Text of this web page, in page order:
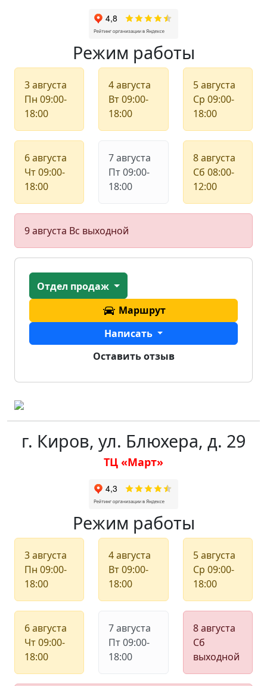
Режим работы
3 августа
Пн 09:00-
18:00
4 августа
Вт09:00-
18:00
5 августа
Ср 09:00-
18:00
6 августа
Чт09:00-
18:00
7 августа
Пт09:00-
18:00
8 августа
Сб 08:00-
12:00
9 августа Вс выходной
Отдел продаж
Маршрут
Написать
Оставить отзыв
г. Киров, ул. Блюхера, д. 29
ТЦ «Март»
Режим работы
3 августа
Пн 09:00-
18:00
4 августа
Вт09:00-
18:00
5 августа
Ср 09:00-
18:00
6 августа
Чт09:00-
18:00
7 августа
Пт09:00-
18:00
8 августа
Сб
выходной